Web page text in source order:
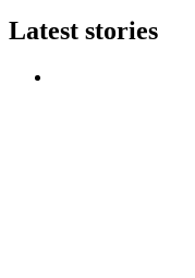
Latest stories